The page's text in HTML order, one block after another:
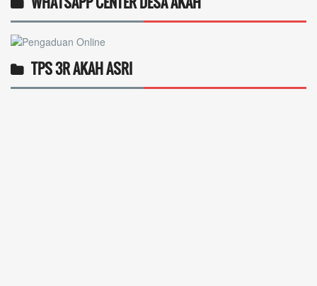
TPS 3R AKAH ASRI